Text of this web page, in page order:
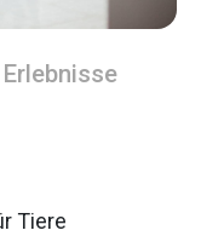
Erlebnisse
Tiere